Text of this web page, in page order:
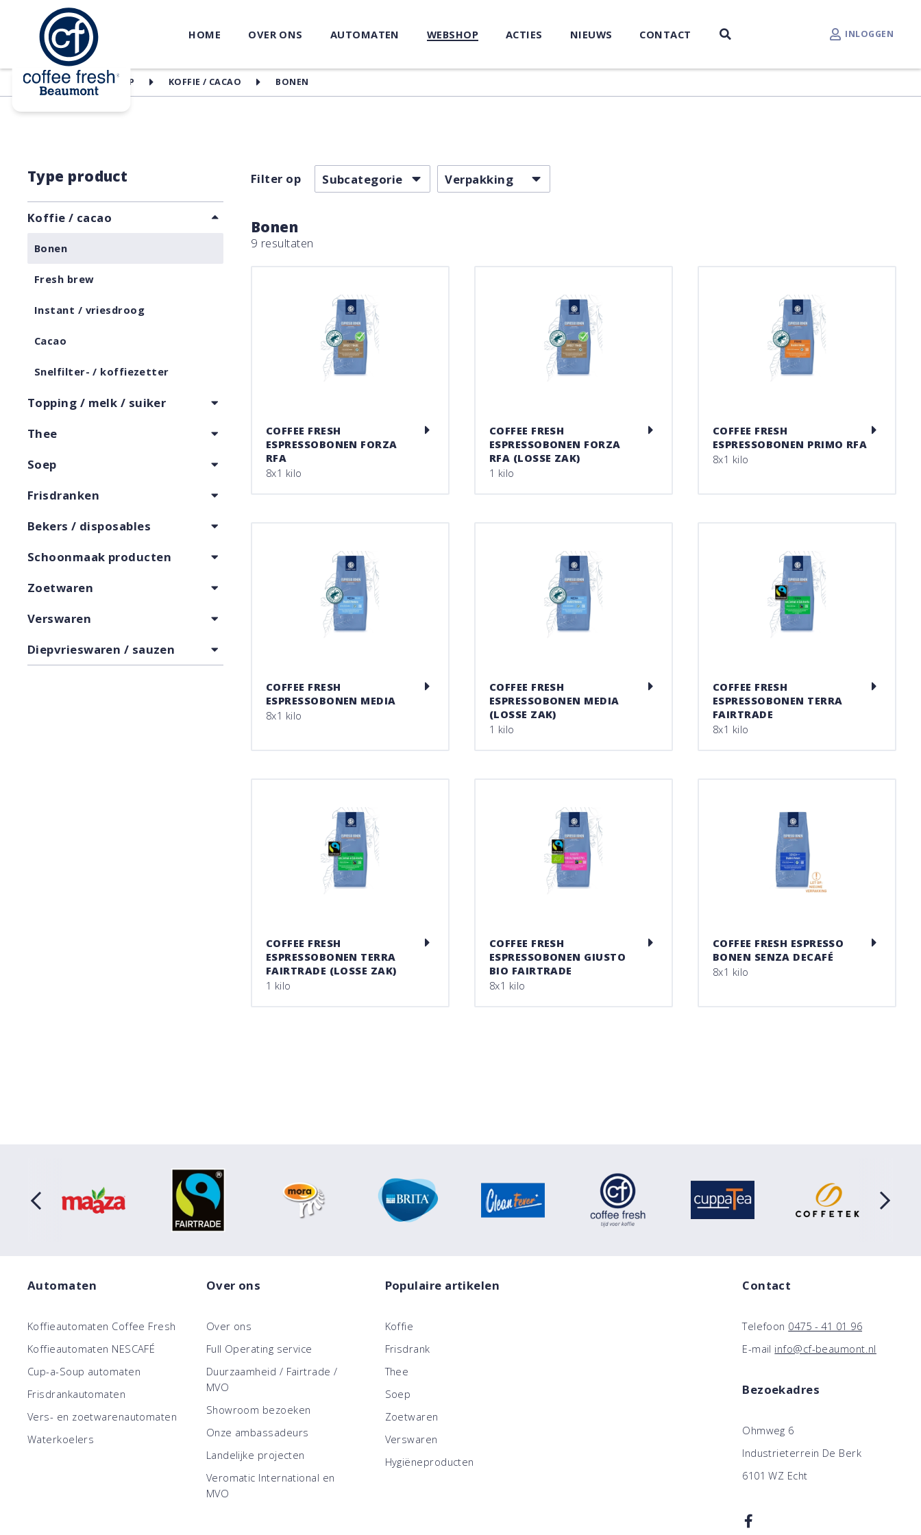
INLOGGEN
HOME OVER ONS AUTOMATEN WEBSHOP ACTIES NIEUWS CONTACT
HOME WEBSHOP KOFFIE / CACAO BONEN
Type product
Koffie / cacao
Bonen
Fresh brew
Instant / vriesdroog
Cacao
Snelfilter- / koffiezetter
Topping / melk / suiker
Thee
Soep
Frisdranken
Bekers / disposables
Schoonmaak producten
Zoetwaren
Verswaren
Diepvrieswaren / sauzen
Filter op Subcategorie Verpakking
Bonen
9 resultaten
COFFEE FRESH
ESPRESSOBONEN FORZA
RFA
8x1 kilo
COFFEE FRESH
ESPRESSOBONEN FORZA
RFA (LOSSE ZAK)
1 kilo
COFFEE FRESH
ESPRESSOBONEN PRIMO RFA
8x1 kilo
COFFEE FRESH
ESPRESSOBONEN MEDIA
8x1 kilo
COFFEE FRESH
ESPRESSOBONEN MEDIA
(LOSSE ZAK)
1 kilo
COFFEE FRESH
ESPRESSOBONEN TERRA
FAIRTRADE
8x1 kilo
COFFEE FRESH
ESPRESSOBONEN TERRA
FAIRTRADE (LOSSE ZAK)
1 kilo
COFFEE FRESH
ESPRESSOBONEN GIUSTO
BIO FAIRTRADE
8x1 kilo
COFFEE FRESH ESPRESSO
BONEN SENZA DECAFÉ
8x1 kilo
Automaten
Koffieautomaten Coffee Fresh
Koffieautomaten NESCAFÉ
Cup-a-Soup automaten
Frisdrankautomaten
Vers- en zoetwarenautomaten
Waterkoelers
Over ons
Over ons
Full Operating service
Duurzaamheid / Fairtrade /
MVO
Showroom bezoeken
Onze ambassadeurs
Landelijke projecten
Veromatic International en
MVO
Populaire artikelen
Koffie
Frisdrank
Thee
Soep
Zoetwaren
Verswaren
Hygiëneproducten
Contact
Telefoon 0475 - 41 01 96
E-mail info@cf-beaumont.nl
Bezoekadres
Ohmweg 6
Industrieterrein De Berk
6101 WZ Echt